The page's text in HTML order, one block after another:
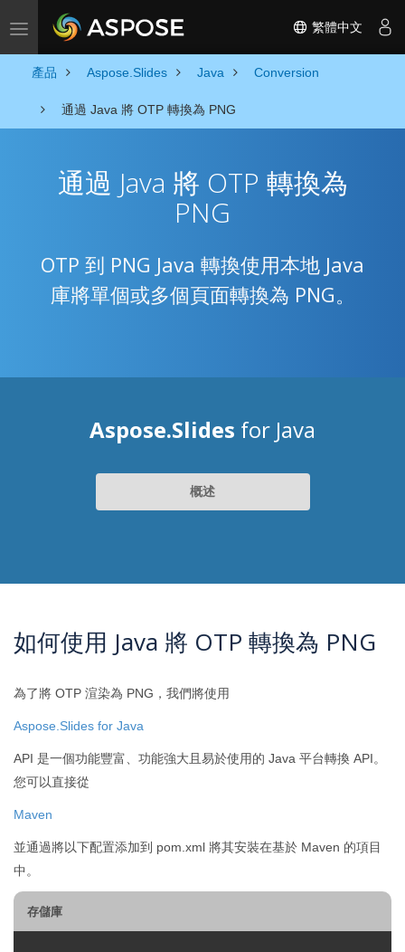
Toggle navigation 繁體中文
產品 Aspose.Slides Java Conversion
通過 Java 將 OTP 轉換為 PNG
通過 Java 將 OTP 轉換為
PNG
OTP 到 PNG Java 轉換使用本地 Java
庫將單個或多個頁面轉換為 PNG。
Aspose.Slides for Java
概述
如何使用 Java 將 OTP 轉換為 PNG
為了將 OTP 渲染為 PNG，我們將使用
Aspose.Slides for Java
API 是一個功能豐富、功能強大且易於使用的 Java 平台轉換 API。
您可以直接從
Maven
並通過將以下配置添加到 pom.xml 將其安裝在基於 Maven 的項目
中。
存儲庫